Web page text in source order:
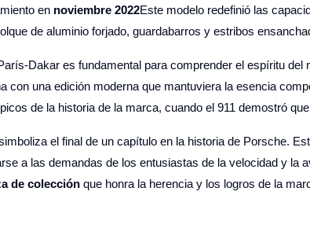
en noviembre 2022Este modelo redefinió las
de aluminio forjado, guardabarros y estribos
Dakar es fundamental para comprender el espíritu del
con una edición moderna que mantuviera la esencia
de la historia de la marca, cuando el 911 demostró
el final de un capítulo en la historia de Porsche.
a las demandas de los entusiastas de la velocidad y
de colección que honra la herencia y los logros de la